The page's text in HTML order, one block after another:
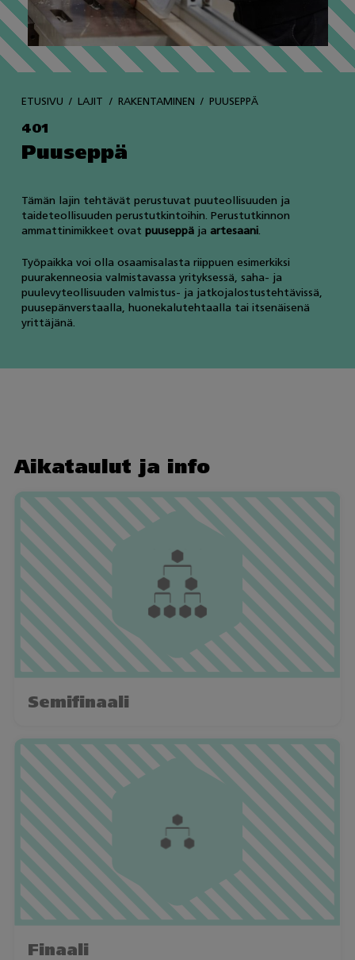
ETUSIVU LAJIT RAKENTAMINEN PUUSEPPÄ
401
Puuseppä
Tämän lajin tehtävät perustuvat puuteollisuuden ja
taideteollisuuden perustutkintoihin. Perustutkinnon
ammattinimikkeet ovat puuseppä ja artesaani.
Työpaikka voi olla osaamisalasta riippuen esimerkiksi
puurakenneosia valmistavassa yrityksessä, saha- ja
puulevyteollisuuden valmistus- ja jatkojalostustehtävissä,
puusepänverstaalla, huonekalutehtaalla tai itsenäisenä
yrittäjänä.
Aikataulut ja info
Semifinaali
Finaali